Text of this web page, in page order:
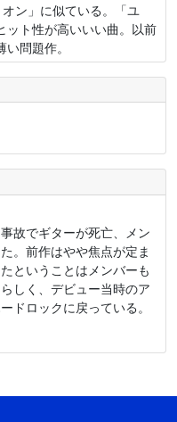
ン」に似ている。「ユ
ット性が高いいい曲。以前
問題作。
故でギターが死亡、メン
。前作はやや焦点が定ま
ということはメンバーも
しく、デビュー当時のア
ドロックに戻っている。